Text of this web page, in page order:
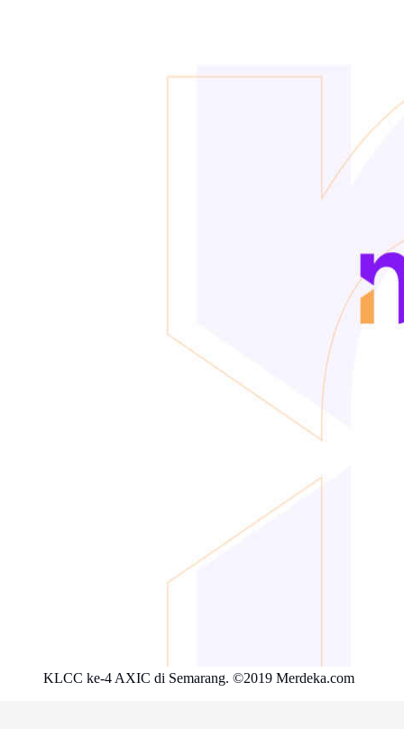
KLCC ke-4 AXIC di Semarang. ©2019 Merdeka.com